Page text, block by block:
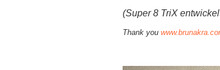
(Super 8 TriX
Thank you